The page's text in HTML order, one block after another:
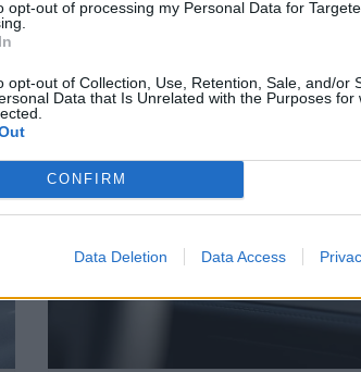
opt-out of processing my Personal Data for
opt-out of Collection, Use, Retention, Sale, and/or
Data that Is Unrelated with the Purposes for
CONFIRM
Data Deletion Data Access